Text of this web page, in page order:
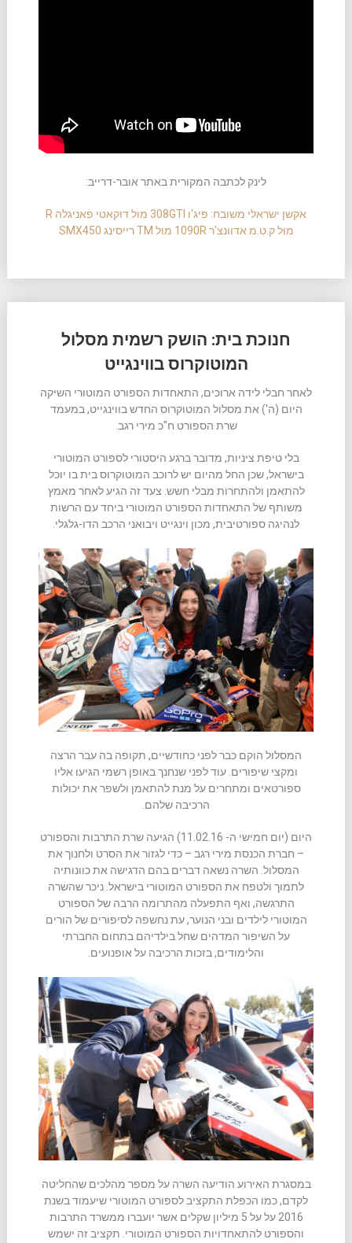
לינק לכתבה המקורית באתר אובר-דרייב:
אקשן ישראלי משובח: פיג'ו 308GTI מול דוקאטי פאניגלה R
מול ק.ט.מ אדוונצ'ר 1090R מול TM רייסינג SMX450
חנוכת בית: הושק רשמית מסלול
המוטוקרוס בווינגייט
לאחר חבלי לידה ארוכים, התאחדות הספורט המוטורי השיקה
היום (ה') את מסלול המוטוקרוס החדש בווינגייט, במעמד
שרת הספורט ח"כ מירי רגב.
בלי טיפת ציניות, מדובר ברגע היסטורי לספורט המוטורי
בישראל, שכן החל מהיום יש לרוכב המוטוקרוס בית בו יוכל
להתאמן ולהתחרות מבלי חשש. צעד זה הגיע לאחר מאמץ
משותף של התאחדות הספורט המוטורי ביחד עם הרשות
לנהיגה ספורטיבית, מכון וינגייט ויבואני הרכב הדו-גלגלי.
המסלול הוקם כבר לפני כחודשיים, תקופה בה עבר הרצה
ומקצי שיפורים. עוד לפני שנחנך באופן רשמי הגיעו אליו
ספורטאים ומתחרים על מנת להתאמן ולשפר את יכולות
הרכיבה שלהם.
היום (יום חמישי ה- 11.02.16) הגיעה שרת התרבות והספורט
– חברת הכנסת מירי רגב – כדי לגזור את הסרט ולחנוך את
המסלול. השרה נשאה דברים בהם הדגישה את כוונותיה
לתמוך ולטפח את הספורט המוטורי בישראל. ניכר שהשרה
התרגשה, ואף התפעלה מהתרומה הרבה של הספורט
המוטורי לילדים ובני הנוער, עת נחשפה לסיפורים של הורים
על השיפור המדהים שחל בילדיהם בתחום החברתי
והלימודים, בזכות הרכיבה על אופנועים.
במסגרת האירוע הודיעה השרה על מספר מהלכים שהחליטה
לקדם, כמו הכפלת התקציב לספורט המוטורי שיעמוד בשנת
2016 על על 5 מיליון שקלים אשר יועברו ממשרד התרבות
והספורט להתאחדויות הספורט המוטורי. תקציב זה ישמש